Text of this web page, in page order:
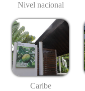
Nivel nacional
Caribe